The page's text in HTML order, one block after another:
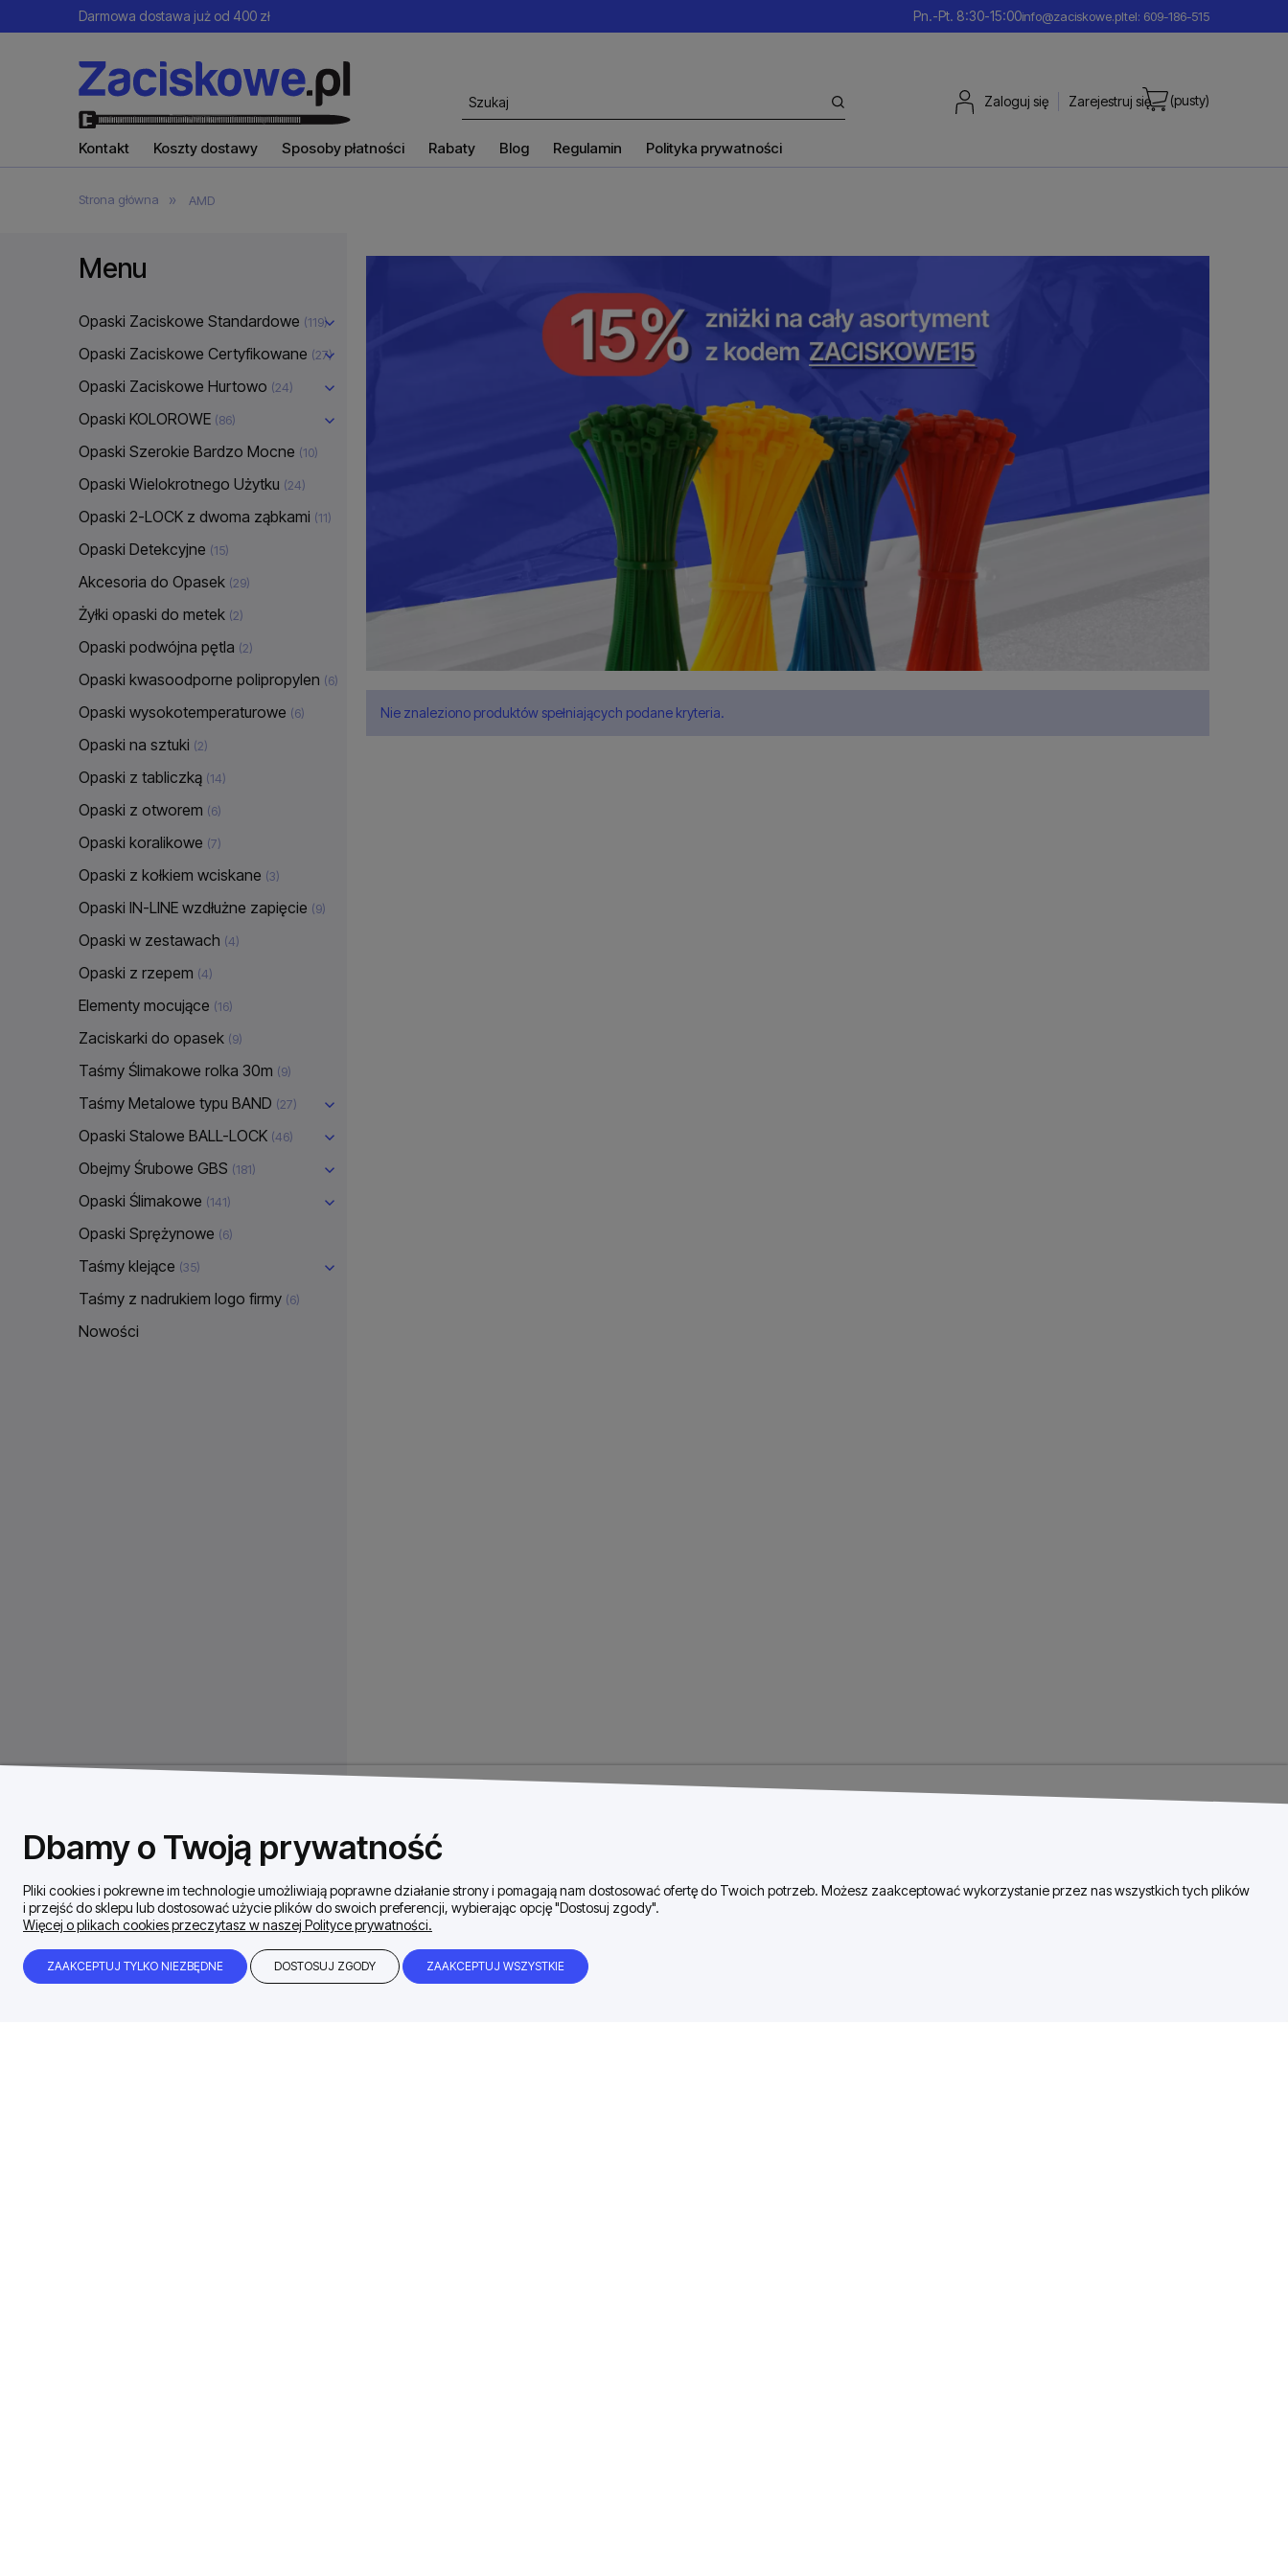
Darmowa dostawa już od 400 zł Pn.-Pt. 8:30-15:00info@zaciskowe.pltel: 609-186-515
Zarejestruj się
Zaloguj się (pusty)
Kontakt Koszty dostawy Sposoby płatności Rabaty Blog Regulamin Polityka prywatności
Strona główna » AMD
Menu
Opaski Zaciskowe Standardowe (119)
Opaski Zaciskowe Certyfikowane (27)
Opaski Zaciskowe Hurtowo (24)
Opaski KOLOROWE (86)
Opaski Szerokie Bardzo Mocne (10)
Opaski Wielokrotnego Użytku (24)
Opaski 2-LOCK z dwoma ząbkami (11)
Opaski Detekcyjne (15)
Akcesoria do Opasek (29)
Żyłki opaski do metek (2)
Opaski podwójna pętla (2)
Opaski kwasoodporne polipropylen (6)
Opaski wysokotemperaturowe (6)
Opaski na sztuki (2)
Opaski z tabliczką (14)
Opaski z otworem (6)
Opaski koralikowe (7)
Opaski z kołkiem wciskane (3)
Opaski IN-LINE wzdłużne zapięcie (9)
Opaski w zestawach (4)
Opaski z rzepem (4)
Elementy mocujące (16)
Zaciskarki do opasek (9)
Taśmy Ślimakowe rolka 30m (9)
Taśmy Metalowe typu BAND (27)
Opaski Stalowe BALL-LOCK (46)
Obejmy Śrubowe GBS (181)
Opaski Ślimakowe (141)
Opaski Sprężynowe (6)
Taśmy klejące (35)
Taśmy z nadrukiem logo firmy (6)
Nowości
Nie znaleziono produktów spełniających podane kryteria.
Dbamy o Twoją prywatność
Pliki cookies i pokrewne im technologie umożliwiają poprawne działanie strony i pomagają nam dostosować ofertę do Twoich potrzeb. Możesz zaakceptować wykorzystanie przez nas wszystkich tych plików
i przejść do sklepu lub dostosować użycie plików do swoich preferencji, wybierając opcję "Dostosuj zgody".
Więcej o plikach cookies przeczytasz w naszej Polityce prywatności.
ZAAKCEPTUJ TYLKO NIEZBĘDNE DOSTOSUJ ZGODY ZAAKCEPTUJ WSZYSTKIE